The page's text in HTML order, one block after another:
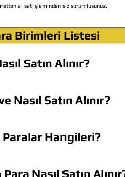
al sat işleminden siz sorumlusunuz.
Birimleri Listesi
Satın Alınır?
Nasıl Satın Alınır?
Hangileri?
Nasıl Satın